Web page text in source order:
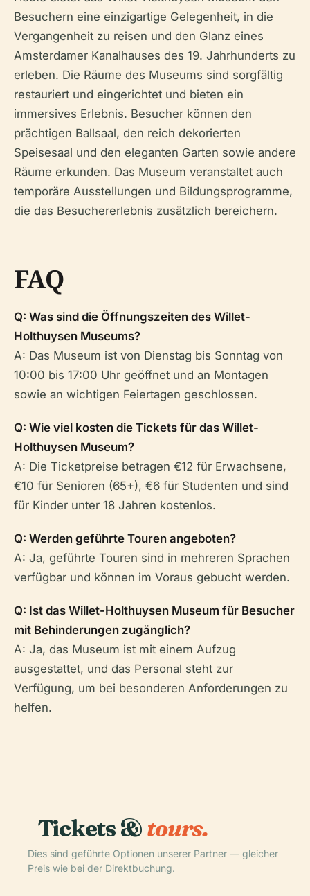
Besuchern eine einzigartige Gelegenheit, in die
Vergangenheit zu reisen und den Glanz eines
Amsterdamer Kanalhauses des 19. Jahrhunderts zu
erleben. Die Räume des Museums sind sorgfältig
restauriert und eingerichtet und bieten ein
immersives Erlebnis. Besucher können den
prächtigen Ballsaal, den reich dekorierten
Speisesaal und den eleganten Garten sowie andere
Räume erkunden. Das Museum veranstaltet auch
temporäre Ausstellungen und Bildungsprogramme,
die das Besuchererlebnis zusätzlich bereichern.
FAQ
Q: Was sind die Öffnungszeiten des Willet-
Holthuysen Museums?
A: Das Museum ist von Dienstag bis Sonntag von
10:00 bis 17:00 Uhr geöffnet und an Montagen
sowie an wichtigen Feiertagen geschlossen.
Q: Wie viel kosten die Tickets für das Willet-
Holthuysen Museum?
A: Die Ticketpreise betragen €12 für Erwachsene,
€10 für Senioren (65+), €6 für Studenten und sind
für Kinder unter 18 Jahren kostenlos.
Q: Werden geführte Touren angeboten?
A: Ja, geführte Touren sind in mehreren Sprachen
verfügbar und können im Voraus gebucht werden.
Q: Ist das Willet-Holthuysen Museum für Besucher
mit Behinderungen zugänglich?
A: Ja, das Museum ist mit einem Aufzug
ausgestattet, und das Personal steht zur
Verfügung, um bei besonderen Anforderungen zu
helfen.
Tickets &tours.
Dies sind geführte Optionen unserer Partner — gleicher
Preis wie bei der Direktbuchung.